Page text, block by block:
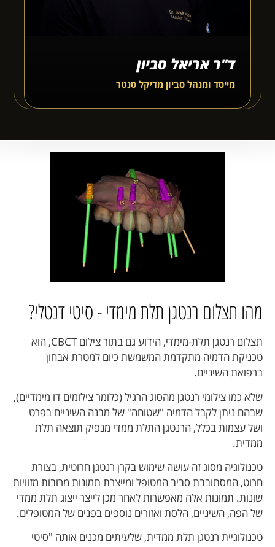
ד"ר אריאל סביון
מייסד ומנהל סביון מדיקל סנטר
מהו תצלום רנטגן תלת מימדי - סיטי דנטלי?
תצלום רנטגן תלת-מימדי, הידוע גם בתורצילום CBCT , הוא
טכניקת הדמיה מתקדמת המשמשת כיום למטרת אבחון
ברפואת השיניים.
שלא כמו צילומי רנטגן מהסוג הרגיל (כלומר צילומים דו מימדיים),
שבהם ניתן לקבל הדמיה "שטוחה" של מבנה השיניים בפרט
ושל עצמות בכלל, הרנטגן התלת ממדי מנפיק תוצאה תלת
ממדית.
טכנולוגיה מסוג זה עושה שימוש בקרן רנטגן חרוטית, בצורת
חרוט, המסתובבת סביב המטופל ומייצרת תמונות מרובות מזוויות
שונות. תמונות אלה מאפשרות לאחר מכן לייצר ייצוג תלת ממדי
של הפה, השיניים, הלסת ואזורים נוספים בפנים של המטופלים.
טכנולוגיית רנטגן תלת ממדית, שלעיתים מכנים אותה "סיטי